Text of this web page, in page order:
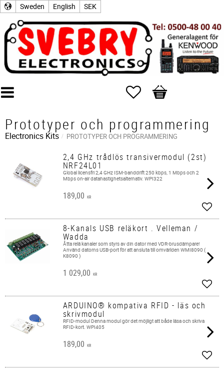
Sweden English SEK
Favorites
Basket
Prototyper och programmering
Electronics Kits PROTOTYPER OCH PROGRAMMERING
2,4 GHz trådlös transivermodul (2st)
NRF24L01
Global licensfri 2,4 GHz ISM-banddrift 250 kbps, 1 Mbps och 2
Mbps on-air datahastighetsalternativ. WPI322
189,00 KR
Add
8-Kanals USB reläkort . Velleman /
Wadda
Åtta relä kanaler som styrs av din dator med VDR-brusdämpare!
Använd datorns USB-port för att ansluta till omvärlden WMI8090 (
K8090 )
1 029,00 KR
Add
ARDUINO® kompativa RFID - läs och
skrivmodul
RFID-modul ​Denna modul gör det möjligt att både läsa och skriva
RFID-kort. WPI405
189,00 KR
Add